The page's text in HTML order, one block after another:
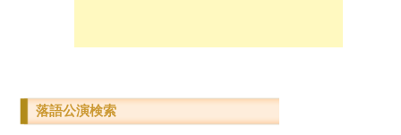
落語公演検索